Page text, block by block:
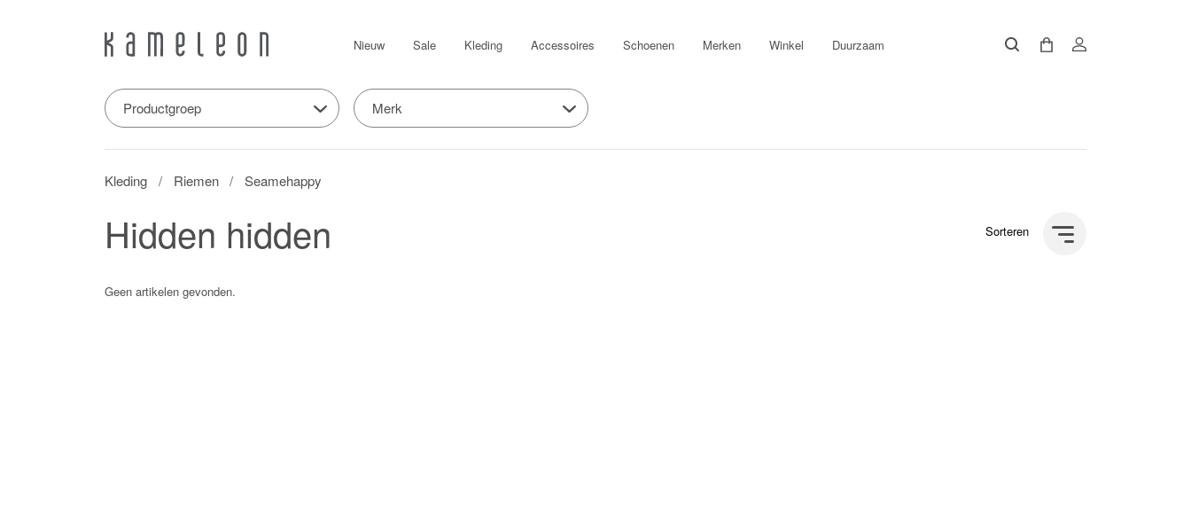
Nieuw Sale Kleding Accessoires Schoenen Merken Winkel Duurzaam
Productgroep Merk
Kleding Riemen Seamehappy
Hidden hidden Sorteren
Geen artikelen gevonden.